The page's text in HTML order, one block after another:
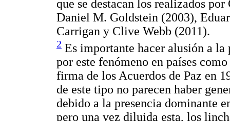
que se destacan los realizados
Daniel M. Goldstein (2003),
Carrigan y Clive Webb (2011).
2 Es importante hacer alusión a
por este fenómeno en países
firma de los Acuerdos de Paz en
de este tipo no parecen haber
debido a la presencia dominante
pero una vez diluida esta, los